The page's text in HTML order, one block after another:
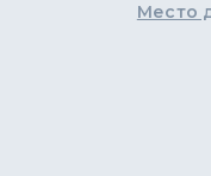
Место